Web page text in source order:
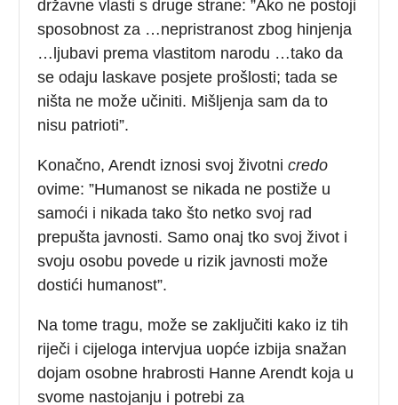
državne vlasti s druge strane: ”Ako ne postoji
sposobnost za …nepristranost zbog hinjenja
…ljubavi prema vlastitom narodu …tako da
se odaju laskave posjete prošlosti; tada se
ništa ne može učiniti. Mišljenja sam da to
nisu patrioti”.
Konačno, Arendt iznosi svoj životnicredo
ovime: ”Humanost se nikada ne postiže u
samoći i nikada tako što netko svoj rad
prepušta javnosti. Samo onaj tko svoj život i
svoju osobu povede u rizik javnosti može
dostići humanost”.
Na tome tragu, može se zaključiti kako iz tih
riječi i cijeloga intervjua uopće izbija snažan
dojam osobne hrabrosti Hanne Arendt koja u
svome nastojanju i potrebi za